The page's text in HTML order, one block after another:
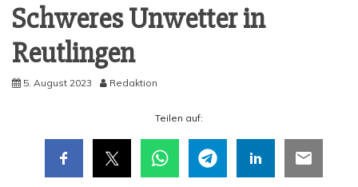
Schwe­res Unwet­ter in
Reutlingen
5. August 2023 Redaktion
Tei­len auf: